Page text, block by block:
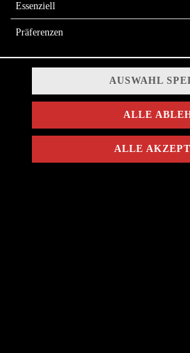
Brioche, Hähnchenbrustpatty Paniert
gebratene Zwiebeln, Cheddar Slice,
Sauce
9,50 € *
Essenziell
Präferenzen
AUSWAHL
ALLE
ALLE